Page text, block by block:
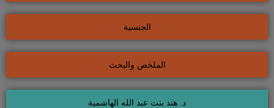
الجنسية
الملخص والبحث
د. هند بنت عبد الله الهاشمية